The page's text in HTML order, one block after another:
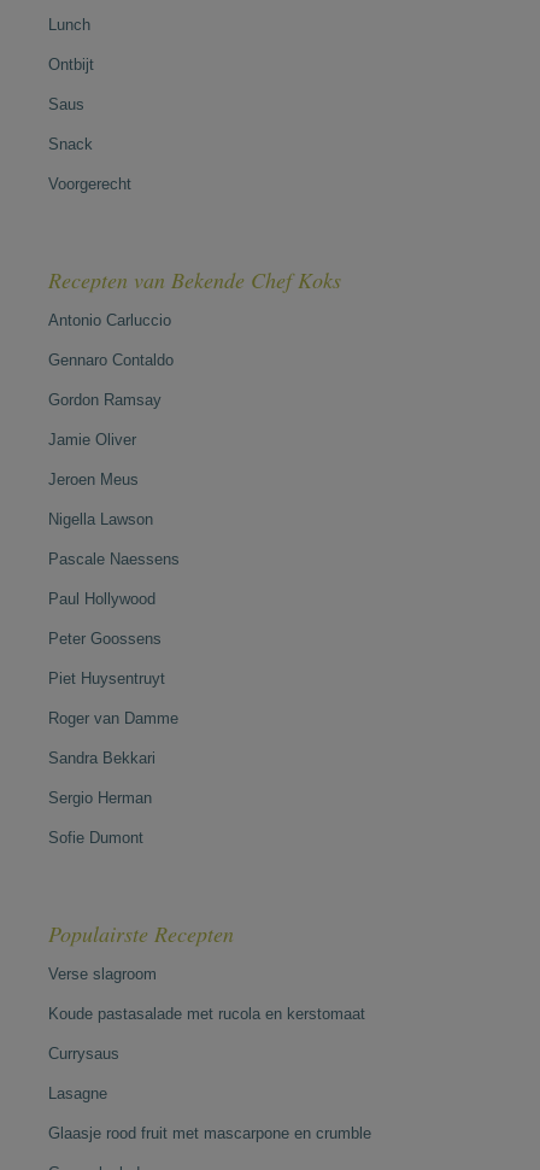
Lunch
Ontbijt
Saus
Snack
Voorgerecht
Recepten van Bekende Chef Koks
Antonio Carluccio
Gennaro Contaldo
Gordon Ramsay
Jamie Oliver
Jeroen Meus
Nigella Lawson
Pascale Naessens
Paul Hollywood
Peter Goossens
Piet Huysentruyt
Roger van Damme
Sandra Bekkari
Sergio Herman
Sofie Dumont
Populairste Recepten
Verse slagroom
Koude pastasalade met rucola en kerstomaat
Currysaus
Lasagne
Glaasje rood fruit met mascarpone en crumble